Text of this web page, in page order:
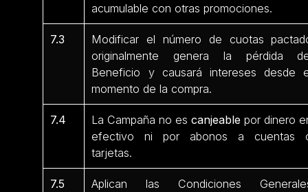
acumulable con otras promociones.
7.3
Modificar el número de cuotas
originalmente genera la pérdida
Beneficio y causará intereses desde
momento de la compra.
7.4 La Campaña no escanjeable por dinero
efectivo ni por abonos a cuentas
tarjetas.
7.5
Aplican las Condiciones